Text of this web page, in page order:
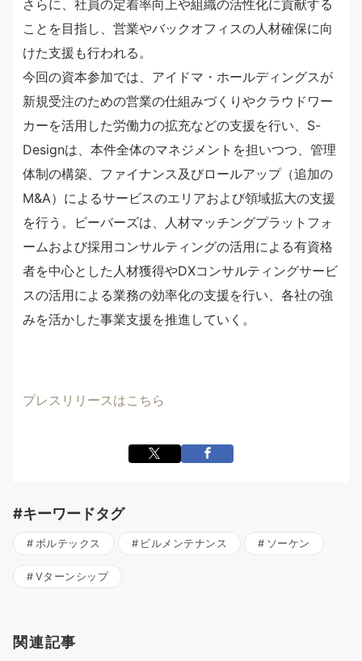
さらに、社員の定着率向上や組織の活性化に貢献する
ことを目指し、営業やバックオフィスの人材確保に向
けた支援も行われる。
今回の資本参加では、アイドマ・ホールディングスが
新規受注のための営業の仕組みづくりやクラウドワー
カーを活用した労働力の拡充などの支援を行い、S-
Designは、本件全体のマネジメントを担いつつ、管理
体制の構築、ファイナンス及びロールアップ（追加の
M&A）によるサービスのエリアおよび領域拡大の支援
を行う。ビーバーズは、人材マッチングプラットフォ
ームおよび採用コンサルティングの活用による有資格
者を中心とした人材獲得やDXコンサルティングサービ
スの活用による業務の効率化の支援を行い、各社の強
みを活かした事業支援を推進していく。
プレスリリースはこちら
#キーワードタグ
ボルテックス ビルメンテナンス ソーケン
Vターンシップ
関連記事